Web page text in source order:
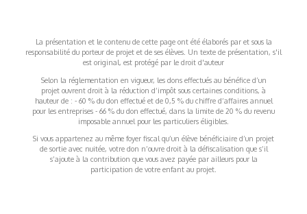
La présentation et le contenu de cette page ont été élaborés par et sous la
responsabilité du porteur de projet et de ses élèves. Un texte de présentation, s'il
est original, est protégé par le droit d'auteur
Selon la réglementation en vigueur, les dons effectués au bénéfice d’un
projet ouvrent droit à la réduction d’impôt sous certaines conditions, à
hauteur de : - 60 % du don effectué et de 0,5 % du chiffre d’affaires annuel
pour les entreprises - 66 % du don effectué, dans la limite de 20 % du revenu
imposable annuel pour les particuliers éligibles.
Si vous appartenez au même foyer fiscal qu’un élève bénéficiaire d’un projet
de sortie avec nuitée, votre don n’ouvre droit à la défiscalisation que s’il
s’ajoute à la contribution que vous avez payée par ailleurs pour la
participation de votre enfant au projet.